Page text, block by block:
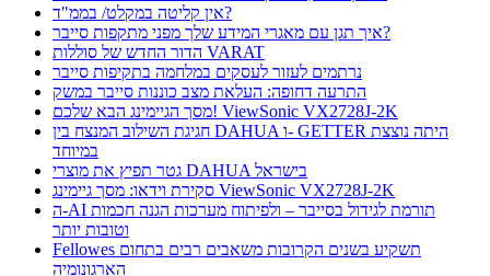
אין קליטה במקלט/ בממ"ד?
איך תגן עם מאגרי המידע שלך מפני מתקפות סייבר?
הדור החדש של סוללות VARAT
נרתמים לעזור לעסקים במלחמה בתקיפות סייבר
התרעה דחופה: העלאת מצב כוננות סייבר במשק
מסך הגיימינג הבא שלכם! ViewSonic VX2728J-2K
חגיגת השילוב המנצח בין DAHUA ו- GETTER היתה נוצצת
במיוחד
גטר תפיץ את מוצרי DAHUA בישראל
סקירת וידאו: מסך גיימינג ViewSonic VX2728J-2K
ה-AI תורמת לגידול בסייבר – ולפיתוח מערכות הגנה חכמות
וטובות יותר
Fellowes תשקיע בשנים הקרובות משאבים רבים בתחום
הארגונומיה